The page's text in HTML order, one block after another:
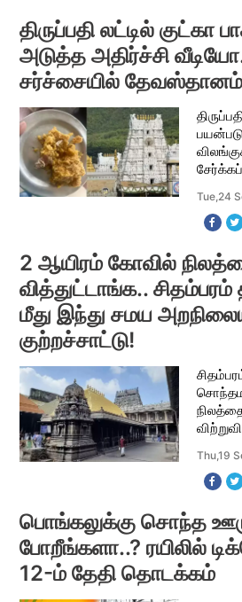
திருப்பதி லட்டில் குட்கா
அடுத்த அதிர்ச்சி
சர்ச்சையில்
Tue,24
2 ஆயிரம் கோவில்
வித்துட்டாங்க..
மீது இந்து சமய
குற்றச்சாட்டு!
2008
Thu,19
பொங்கலுக்கு சொந்த
போறீங்களா..? ரயிலில்
12-ம் தேதி தொடக்கம்